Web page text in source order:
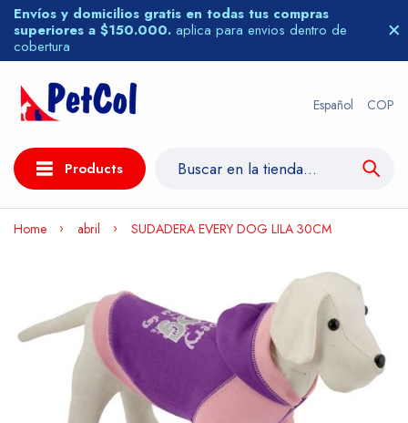
Envíos y domicilios gratis en todas tus compras
superiores a $150.000. aplica para envios dentro de
cobertura
Español COP
Products
Home abril SUDADERA EVERY DOG LILA 30CM